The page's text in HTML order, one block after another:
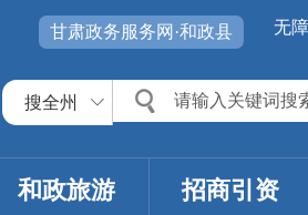
无
甘肃政务服务网·和政县
搜全州
和政旅游 招商引资